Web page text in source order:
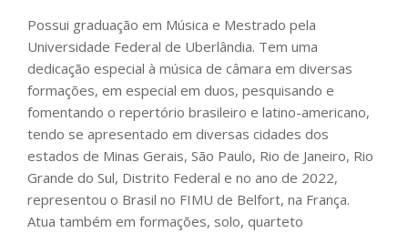
Possui graduação em Música e Mestrado pela
Universidade Federal de Uberlândia. Tem uma
dedicação especial à música de câmara em diversas
formações, em especial em duos, pesquisando e
fomentando o repertório brasileiro e latino-americano,
tendo se apresentado em diversas cidades dos
estados de Minas Gerais, São Paulo, Rio de Janeiro, Rio
Grande do Sul, Distrito Federal e no ano de 2022,
representou o Brasil no FIMU de Belfort, na França.
Atua também em formações, solo, quarteto